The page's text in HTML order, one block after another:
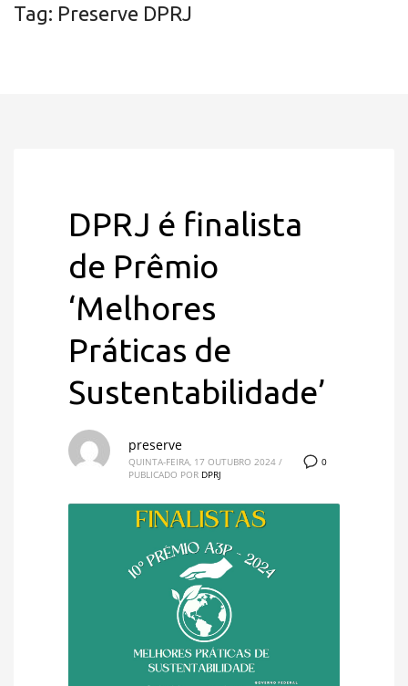
Tag: Preserve DPRJ
DPRJ é finalista
de Prêmio
‘Melhores
Práticas de
Sustentabilidade’
0
preserve
QUINTA-FEIRA, 17 OUTUBRO 2024 /
PUBLICADO POR DPRJ